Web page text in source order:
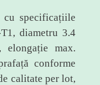
cu specificațiile
diametru 3.4
elongație max.
conforme
calitate per lot,